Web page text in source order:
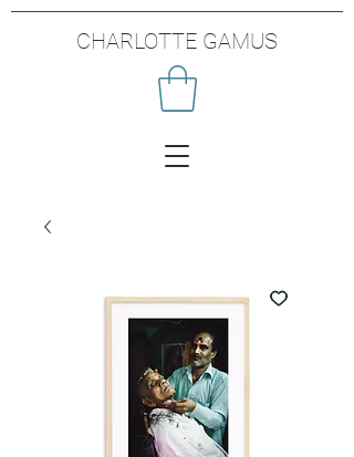
CHARLOTTE GAMUS